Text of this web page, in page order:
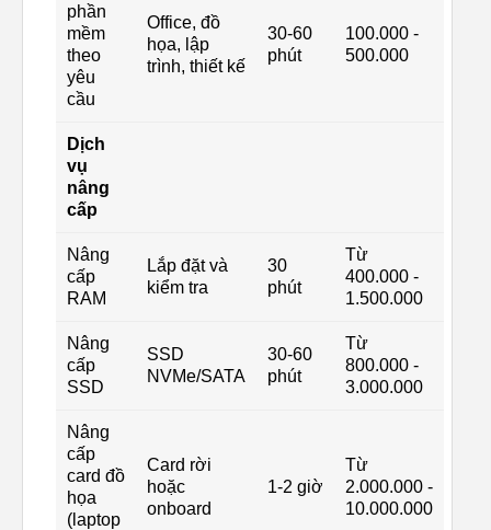
phần
mềm
theo
yêu
cầu
Office, đồ
họa, lập
trình, thiết kế
30-60
phút
100.000 -
500.000
Dịch
vụ
nâng
cấp
Nâng
cấp
RAM
Lắp đặt và
kiểm tra
30
phút
Từ
400.000 -
1.500.000
Nâng
cấp
SSD
SSD
NVMe/SATA
30-60
phút
Từ
800.000 -
3.000.000
Nâng
cấp
card đồ
họa
(laptop
Card rời
hoặc
onboard
1-2 giờ
Từ
2.000.000 -
10.000.000